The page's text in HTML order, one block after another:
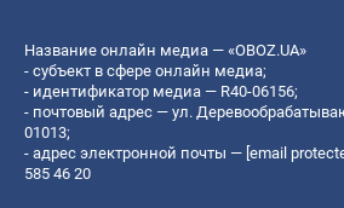
Название онлайн медиа — «OBOZ.UA»
- субъект в сфере онлайн медиа;
- идентификатор медиа — R40-06156;
- почтовый адрес — ул.
01013;
- адрес электронной почты — [email
585 46 20